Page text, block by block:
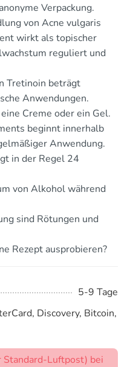
Verpackung.
von Acne vulgaris
wirkt als topischer
reguliert und
Tretinoin beträgt
Anwendungen.
Creme oder ein Gel.
beginnt innerhalb
Anwendung.
in der Regel 24
von Alkohol während
sind Rötungen und
Rezept ausprobieren?
5-9 Tage
Discovery, Bitcoin,
Standard-Luftpost) bei